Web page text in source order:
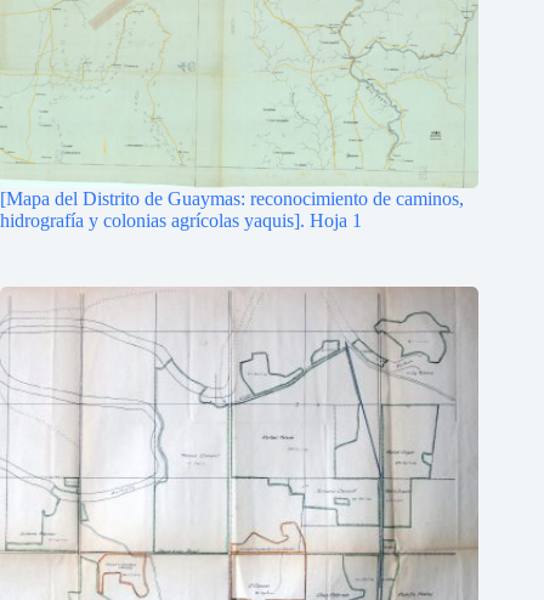
[Mapa del Distrito de Guaymas: reconocimiento de caminos,
hidrografía y colonias agrícolas yaquis]. Hoja 1